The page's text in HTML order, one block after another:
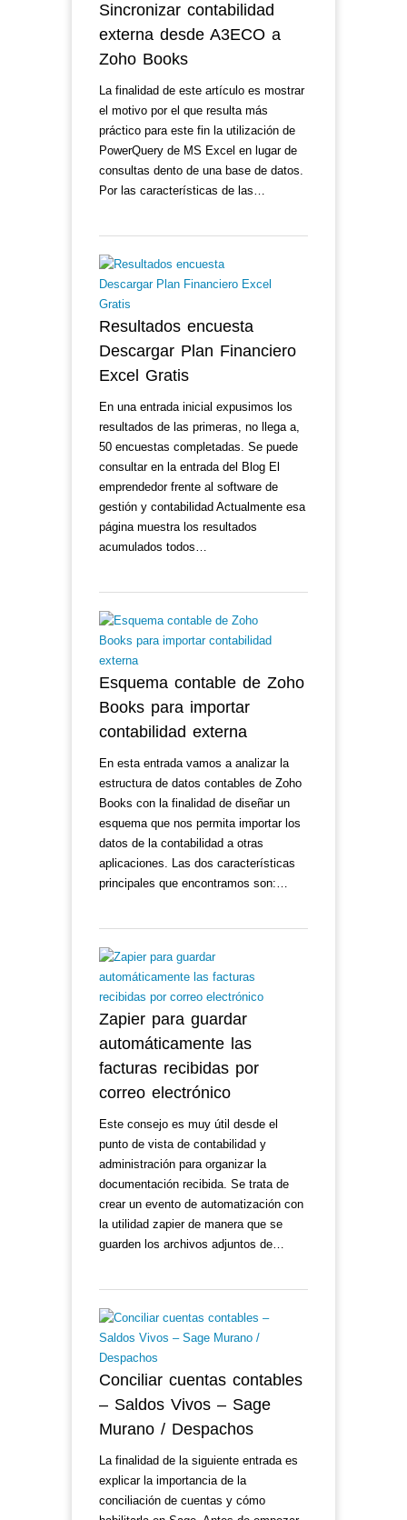
Sincronizar contabilidad
externa desde A3ECO a
Zoho Books
La finalidad de este artículo es mostrar
el motivo por el que resulta más
práctico para este fin la utilización de
PowerQuery de MS Excel en lugar de
consultas dento de una base de datos.
Por las características de las…
Resultados encuesta
Descargar Plan Financiero
Excel Gratis
En una entrada inicial expusimos los
resultados de las primeras, no llega a,
50 encuestas completadas. Se puede
consultar en la entrada del Blog El
emprendedor frente al software de
gestión y contabilidad Actualmente esa
página muestra los resultados
acumulados todos…
Esquema contable de Zoho
Books para importar
contabilidad externa
En esta entrada vamos a analizar la
estructura de datos contables de Zoho
Books con la finalidad de diseñar un
esquema que nos permita importar los
datos de la contabilidad a otras
aplicaciones. Las dos características
principales que encontramos son:…
Zapier para guardar
automáticamente las
facturas recibidas por
correo electrónico
Este consejo es muy útil desde el
punto de vista de contabilidad y
administración para organizar la
documentación recibida. Se trata de
crear un evento de automatización con
la utilidad zapier de manera que se
guarden los archivos adjuntos de…
Conciliar cuentas contables
– Saldos Vivos – Sage
Murano / Despachos
La finalidad de la siguiente entrada es
explicar la importancia de la
conciliación de cuentas y cómo